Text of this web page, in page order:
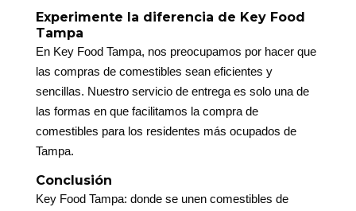
Experimente la diferencia de Key Food
Tampa
En Key Food Tampa, nos preocupamos por hacer que
las compras de comestibles sean eficientes y
sencillas. Nuestro servicio de entrega es solo una de
las formas en que facilitamos la compra de
comestibles para los residentes más ocupados de
Tampa.
Conclusión
Key Food Tampa: donde se unen comestibles de